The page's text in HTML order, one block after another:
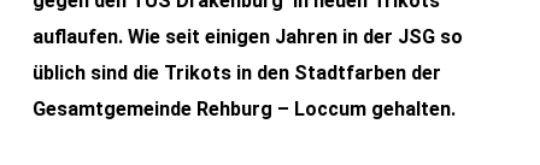
auflaufen. Wie seit einigen Jahren in der JSG so
üblich sind die Trikots in den Stadtfarben der
Gesamtgemeinde Rehburg – Loccum gehalten.